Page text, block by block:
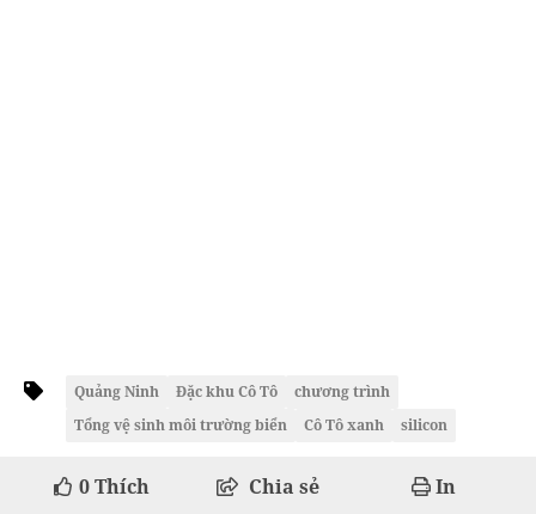
Quảng Ninh Đặc khu Cô Tô
chương trình
Tổng vệ sinh môi trường biển
Cô Tô xanh silicon
0Thích Chia sẻ In